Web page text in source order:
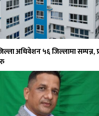
अधिवेशन ५६ जिल्लामा